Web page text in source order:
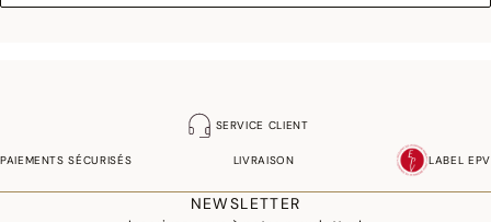
SERVICE CLIENT
PAIEMENTS SÉCURISÉS LIVRAISON LABEL EPV
NEWSLETTER